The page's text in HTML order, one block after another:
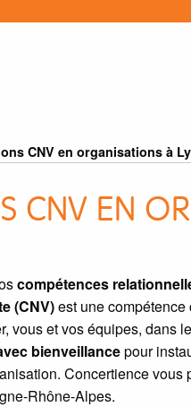
CNV en organisations à
CNV EN
compétences
(CNV)est une compétence
vous et vos équipes, dans
bienveillancepour
Concertience vous
Rhône-Alpes.